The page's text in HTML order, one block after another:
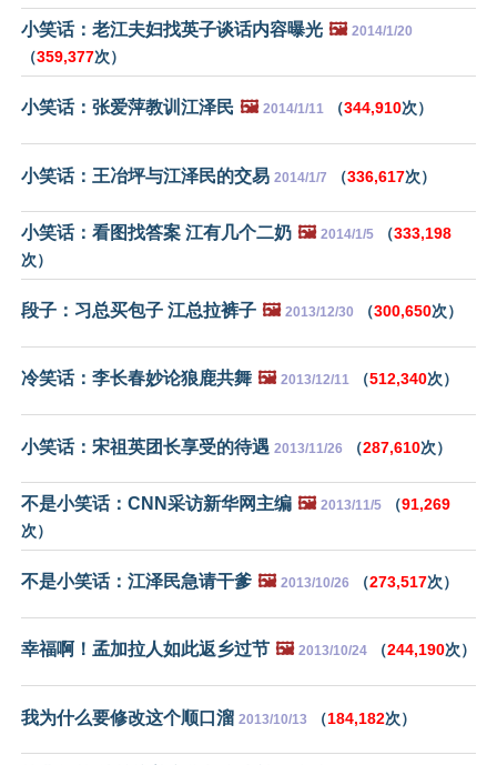
小笑话：老江夫妇找英子谈话内容曝光 🖼️ 2014/1/20
（359,377次）
小笑话：张爱萍教训江泽民 🖼️ 2014/1/11 （344,910次）
小笑话：王冶坪与江泽民的交易 2014/1/7 （336,617次）
小笑话：看图找答案 江有几个二奶 🖼️ 2014/1/5 （333,198
次）
段子：习总买包子 江总拉裤子 🖼️ 2013/12/30 （300,650次）
冷笑话：李长春妙论狼鹿共舞 🖼️ 2013/12/11 （512,340次）
小笑话：宋祖英团长享受的待遇 2013/11/26 （287,610次）
不是小笑话：CNN采访新华网主编 🖼️ 2013/11/5 （91,269
次）
不是小笑话：江泽民急请干爹 🖼️ 2013/10/26 （273,517次）
幸福啊！孟加拉人如此返乡过节 🖼️ 2013/10/24 （244,190次）
我为什么要修改这个顺口溜 2013/10/13 （184,182次）